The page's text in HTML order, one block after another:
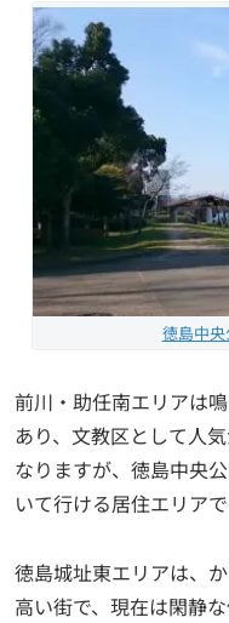
徳島中央
前川・助任南エリアは
あり、文教区として人
なりますが、徳島中央
いて行ける居住エリアで
徳島城址東エリアは、
高い街で、現在は閑静